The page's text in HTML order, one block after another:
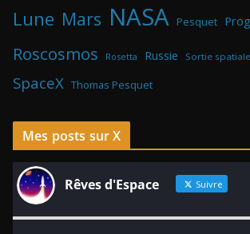
Lune Mars NASA Pesquet
Roscosmos Rosetta Russie Sortie spatiale
SpaceX Thomas Pesquet
Mes posts sur X
Rêves d'Espace Suivre